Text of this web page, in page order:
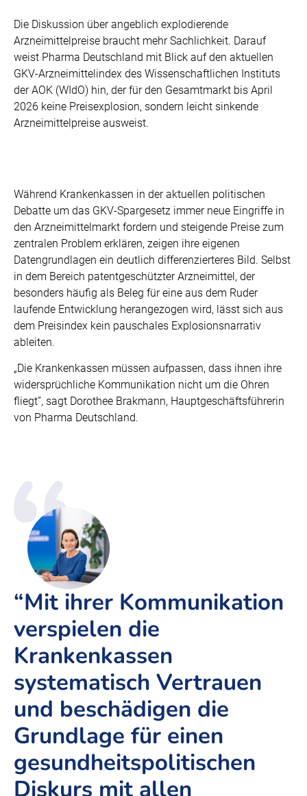
Die Diskussion über angeblich explodierende
Arzneimittelpreise braucht mehr Sachlichkeit. Darauf
weist Pharma Deutschland mit Blick auf den aktuellen
GKV-Arzneimittelindex des Wissenschaftlichen Instituts
der AOK (WIdO) hin, der für den Gesamtmarkt bis April
2026 keine Preisexplosion, sondern leicht sinkende
Arzneimittelpreise ausweist.
Während Krankenkassen in der aktuellen politischen
Debatte um das GKV-Spargesetz immer neue Eingriffe in
den Arzneimittelmarkt fordern und steigende Preise zum
zentralen Problem erklären, zeigen ihre eigenen
Datengrundlagen ein deutlich differenzierteres Bild. Selbst
in dem Bereich patentgeschützter Arzneimittel, der
besonders häufig als Beleg für eine aus dem Ruder
laufende Entwicklung herangezogen wird, lässt sich aus
dem Preisindex kein pauschales Explosionsnarrativ
ableiten.
„Die Krankenkassen müssen aufpassen, dass ihnen ihre
widersprüchliche Kommunikation nicht um die Ohren
fliegt”, sagt Dorothee Brakmann, Hauptgeschäftsführerin
von Pharma Deutschland.
“Mit ihrer Kommunikation
verspielen die
Krankenkassen
systematisch Vertrauen
und beschädigen die
Grundlage für einen
gesundheitspolitischen
Diskurs mit allen